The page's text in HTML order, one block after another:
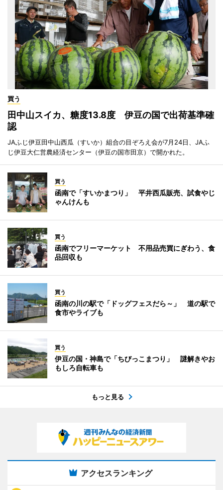
買う
田中山スイカ、糖度13.8度 伊豆の国で出荷基準確
認
JAふじ伊豆田中山西瓜（すいか）組合の目ぞろえ会が7月24日、JAふ
じ伊豆大仁営農経済センター（伊豆の国市田京）で開かれた。
買う
函南で「すいかまつり」 平井西瓜販売、試食やじ
ゃんけんも
買う
函南でフリーマーケット 不用品売買にぎわう、食
品回収も
買う
函南の川の駅で「ドッグフェスだら～」 道の駅で
食市やライブも
買う
伊豆の国・神島で「ちびっこまつり」 謎解きやお
もしろ自転車も
もっと見る
アクセスランキング